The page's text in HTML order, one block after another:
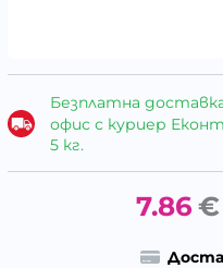
Безплатна
офис с куриер
5 кг.
7.86 €